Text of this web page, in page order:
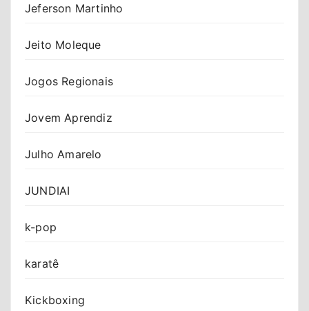
Jeferson Martinho
Jeito Moleque
Jogos Regionais
Jovem Aprendiz
Julho Amarelo
JUNDIAI
k-pop
karatê
Kickboxing